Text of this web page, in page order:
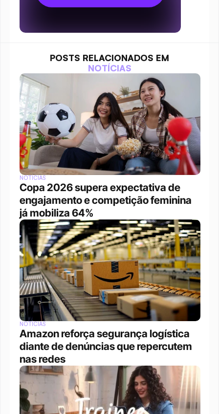
POSTS RELACIONADOS EM
NOTÍCIAS
NOTÍCIAS
Copa 2026 supera expectativa de
engajamento e competição feminina
já mobiliza 64%
NOTÍCIAS
Amazon reforça segurança logística
diante de denúncias que repercutem
nas redes